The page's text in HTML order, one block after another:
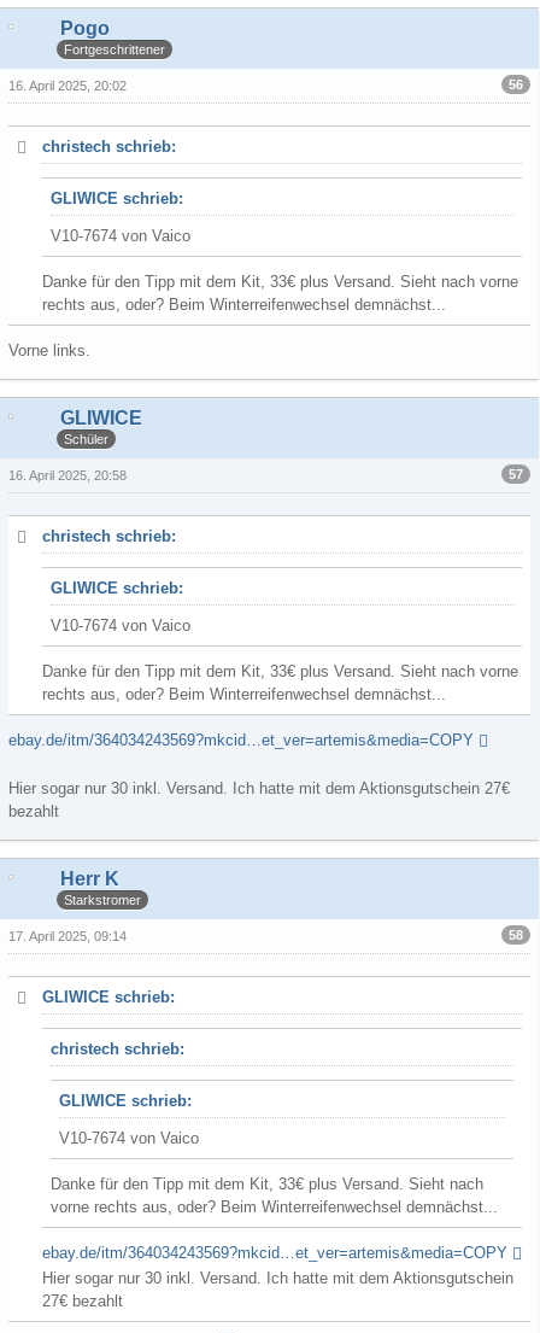
Pogo
Fortgeschrittener
56
16. April 2025, 20:02
christech schrieb:
GLIWICE schrieb:
V10-7674 von Vaico
Danke für den Tipp mit dem Kit, 33€ plus Versand. Sieht nach vorne
rechts aus, oder? Beim Winterreifenwechsel demnächst...
Vorne links.
GLIWICE
Schüler
57
16. April 2025, 20:58
christech schrieb:
GLIWICE schrieb:
V10-7674 von Vaico
Danke für den Tipp mit dem Kit, 33€ plus Versand. Sieht nach vorne
rechts aus, oder? Beim Winterreifenwechsel demnächst...
ebay.de/itm/364034243569?mkcid…et_ver=artemis&media=COPY
Hier sogar nur 30 inkl. Versand. Ich hatte mit dem Aktionsgutschein 27€
bezahlt
Herr K
Starkstromer
58
17. April 2025, 09:14
GLIWICE schrieb:
christech schrieb:
GLIWICE schrieb:
V10-7674 von Vaico
Danke für den Tipp mit dem Kit, 33€ plus Versand. Sieht nach
vorne rechts aus, oder? Beim Winterreifenwechsel demnächst...
ebay.de/itm/364034243569?mkcid…et_ver=artemis&media=COPY
Hier sogar nur 30 inkl. Versand. Ich hatte mit dem Aktionsgutschein
27€ bezahlt